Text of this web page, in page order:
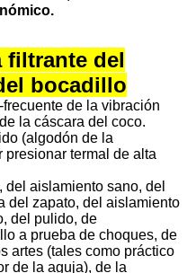
filtrante del
bocadillo
de la vibración
la cáscara del coco.
(algodón de la
presionar termal de alta
aislamiento sano, del
del zapato, del aislamiento
del pulido, de
a prueba de choques, de
artes (tales como práctico
de la aguja), de la